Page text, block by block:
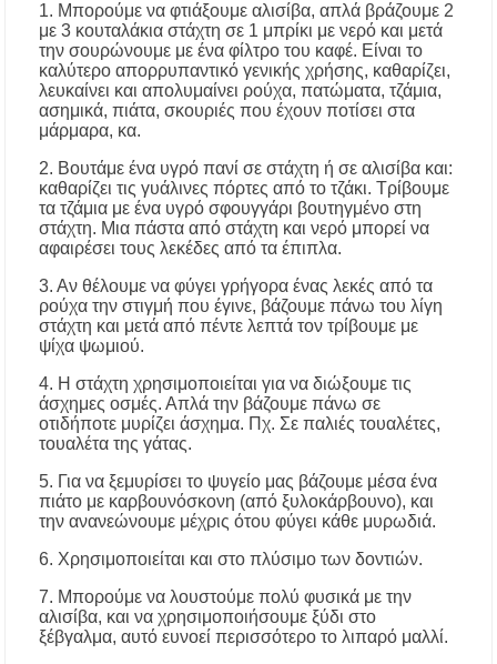
1. Μπορούμε να φτιάξουμε αλισίβα, απλά βράζουμε 2
με 3 κουταλάκια στάχτη σε 1 μπρίκι με νερό και μετά
την σουρώνουμε με ένα φίλτρο του καφέ. Είναι το
καλύτερο απορρυπαντικό γενικής χρήσης, καθαρίζει,
λευκαίνει και απολυμαίνει ρούχα, πατώματα, τζάμια,
ασημικά, πιάτα, σκουριές που έχουν ποτίσει στα
μάρμαρα, κα.
2. Βουτάμε ένα υγρό πανί σε στάχτη ή σε αλισίβα και:
καθαρίζει τις γυάλινες πόρτες από το τζάκι. Τρίβουμε
τα τζάμια με ένα υγρό σφουγγάρι βουτηγμένο στη
στάχτη. Μια πάστα από στάχτη και νερό μπορεί να
αφαιρέσει τους λεκέδες από τα έπιπλα.
3. Αν θέλουμε να φύγει γρήγορα ένας λεκές από τα
ρούχα την στιγμή που έγινε, βάζουμε πάνω του λίγη
στάχτη και μετά από πέντε λεπτά τον τρίβουμε με
ψίχα ψωμιού.
4. Η στάχτη χρησιμοποιείται για να διώξουμε τις
άσχημες οσμές. Απλά την βάζουμε πάνω σε
οτιδήποτε μυρίζει άσχημα. Πχ. Σε παλιές τουαλέτες,
τουαλέτα της γάτας.
5. Για να ξεμυρίσει το ψυγείο μας βάζουμε μέσα ένα
πιάτο με καρβουνόσκονη (από ξυλοκάρβουνο), και
την ανανεώνουμε μέχρις ότου φύγει κάθε μυρωδιά.
6. Χρησιμοποιείται και στο πλύσιμο των δοντιών.
7. Μπορούμε να λουστούμε πολύ φυσικά με την
αλισίβα, και να χρησιμοποιήσουμε ξύδι στο
ξέβγαλμα, αυτό ευνοεί περισσότερο το λιπαρό μαλλί.